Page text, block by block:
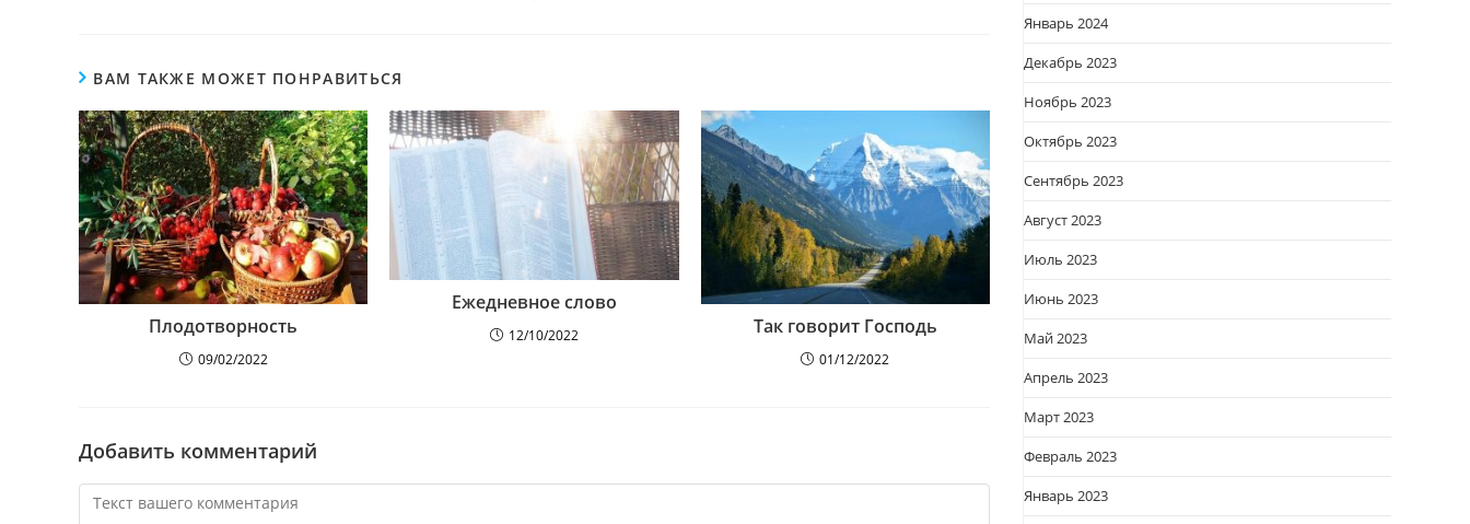
ВАМ ТАКЖЕ МОЖЕТ ПОНРАВИТЬСЯ
Плодотворность
09/02/2022
Ежедневное слово
12/10/2022 Так говорит Господь
01/12/2022
Добавить комментарий
Январь 2024
Декабрь 2023
Ноябрь 2023
Октябрь 2023
Сентябрь 2023
Август 2023
Июль 2023
Июнь 2023
Май 2023
Апрель 2023
Март 2023
Февраль 2023
Январь 2023